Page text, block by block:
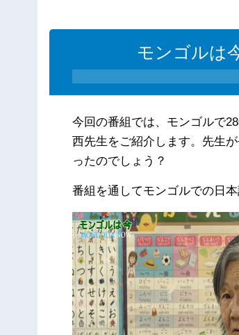
モンゴルは
今回の番組では、モンゴルで
西先生をご紹介します。先生
ったのでしょう？
番組を通してモンゴルでの日